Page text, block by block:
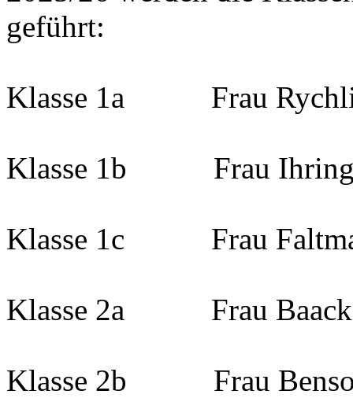
geführt:
Klasse 1a Frau
Klasse 1b Frau
Klasse 1c Frau
Klasse 2a Frau Baack
Klasse 2b Frau